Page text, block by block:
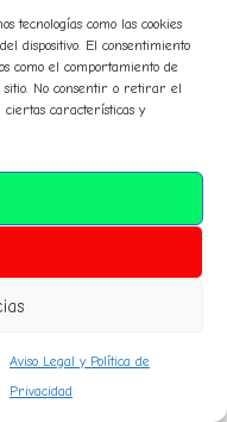
tecnologías como las cookies
dispositivo. El consentimiento
como el comportamiento de
sitio. No consentir o retirar el
características y
Aviso Legal y Política de
Privacidad
Sin embargo,
restantes,
decisivo.Nico
Rovers, que tiene
en los
enfrentar el
ellos están
Unitedyputovivi
con actuaciones
para
los que se